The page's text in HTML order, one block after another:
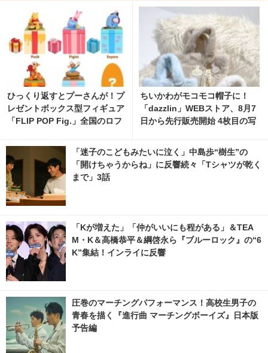
ひっくり返すとプーさんが！プ
レゼントボックス型フィギュア
「FLIP POP Fig.」全国のロフ
の写真・画像 | cinemacafe.ne
t
ちいかわがモコモコ帽子に！
「dazzlin」WEBストア、8月7
日から先行販売開始 4枚目の写
「迷子のこどもみたいに泣く」中島歩“樹生”の
「開けちゃうからね」に反響続々「Tシャツが乾く
まで」3話
「Kが増えた」「仲がいいにも程がある」＆TEA
M・K＆高橋恭平＆綱啓永ら『ブルーロック』の“6
K”集結！インライに反響
圧巻のマーチングパフォーマンス！高校生男子の
青春を描く『進行曲 マーチングボーイズ』日本版
予告編